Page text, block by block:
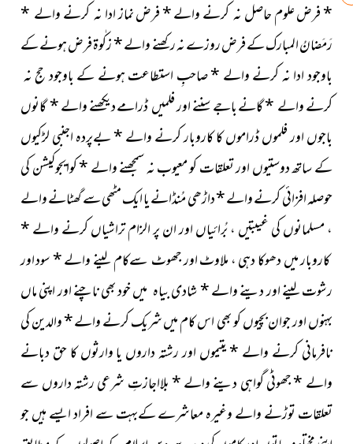
*فرض علوم حاصل نہ کرنے والے*فرض نماز ادا نہ کرنے والے*
رَمَضانُ المبارک کے فرض روزے نہ رکھنے والے*زکٰوۃ فرض ہونے کے
باوجود ادا نہ کرنے والے*صاحبِ استطاعت ہونے کے باوجود حج نہ
کرنے والے*گانے باجے سننے اور فلمیں ڈرامے دیکھنے والے*گانوں
باجوں اور فلموں ڈراموں کا کاروبار کرنے والے*بےپردہ اجنبی لڑکیوں
کے ساتھ دوستیوں اور تعلقات کو معیوب نہ سمجھنے والے*کوایجوکیشن کی
حوصلہ افزائی كرنے والے*داڑھی مُنڈانے یا ایک مٹھی سے گھٹانے والے
، مسلمانوں کی غیبتیں ، بُرائیاں اور ان پر الزام تراشیاں کرنے والے*
کاروبار میں دھوکا دہی ، ملاوٹ اور جھوٹ سےکام لینے والے*سود اور
رشوت لینے اور دینے والے*شادی بیاہ میںخود بھی ناچنے اور اپنی ماں
بہنوں اور جوان بچیوں کو بھی اس کام میں شریک کرنے والے*والدین کی
نافرمانی کرنے والے*یتیموں اور رشتہ داروں یا وارثوں کا حق دبانے
والے*جھوٹی گواہی دینے والے*بلااجازتِ شرعی رشتہ داروں سے
تعلقات توڑنے والے وغیرہ معاشرے کےبہت سے افراد ایسے ہیں جو